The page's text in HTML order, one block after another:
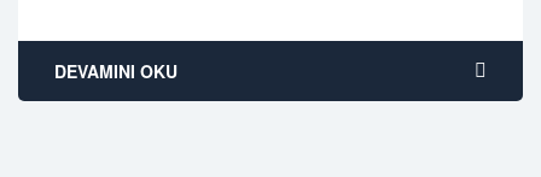
DEVAMINI OKU